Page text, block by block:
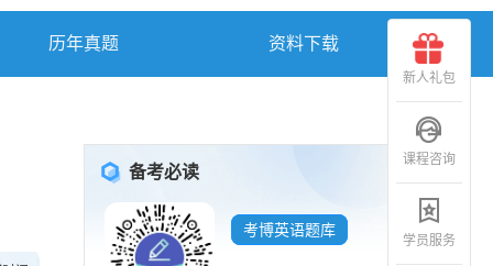
历年真题 资料下载
备考必读
考博英语题库
新人礼包
课程咨询
学员服务